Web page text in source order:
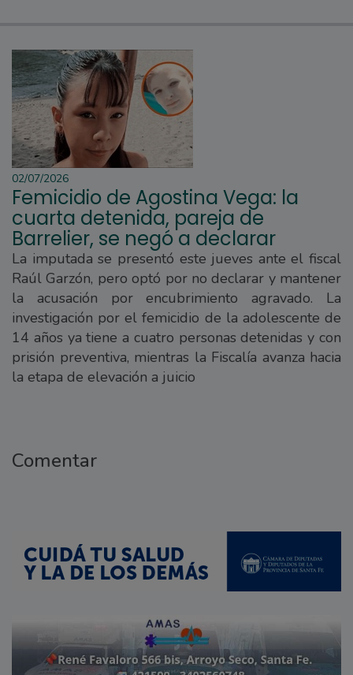
02/07/2026
Femicidio de Agostina Vega: la
cuarta detenida, pareja de
Barrelier, se negó a declarar
La imputada se presentó este jueves ante el fiscal
Raúl Garzón, pero optó por no declarar y mantener
la acusación por encubrimiento agravado. La
investigación por el femicidio de la adolescente de
14 años ya tiene a cuatro personas detenidas y con
prisión preventiva, mientras la Fiscalía avanza hacia
la etapa de elevación a juicio
Comentar